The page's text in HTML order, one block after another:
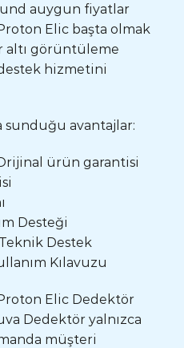
auygun fiyatlar
Elic başta olmak
altı görüntüleme
hizmetini
sunduğu avantajlar:
ürün garantisi
Desteği
Destek
Kılavuzu
Elic Dedektör
Dedektör yalnızca
müşteri